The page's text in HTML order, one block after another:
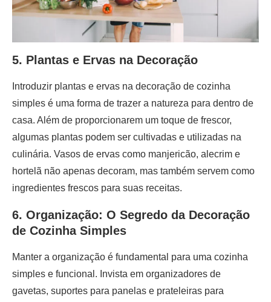
5. Plantas e Ervas na Decoração
Introduzir plantas e ervas na decoração de cozinha
simples é uma forma de trazer a natureza para dentro de
casa. Além de proporcionarem um toque de frescor,
algumas plantas podem ser cultivadas e utilizadas na
culinária. Vasos de ervas como manjericão, alecrim e
hortelã não apenas decoram, mas também servem como
ingredientes frescos para suas receitas.
6. Organização: O Segredo da Decoração
de Cozinha Simples
Manter a organização é fundamental para uma cozinha
simples e funcional. Invista em organizadores de
gavetas, suportes para panelas e prateleiras para